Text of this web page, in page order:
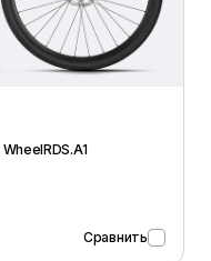
Cравнить